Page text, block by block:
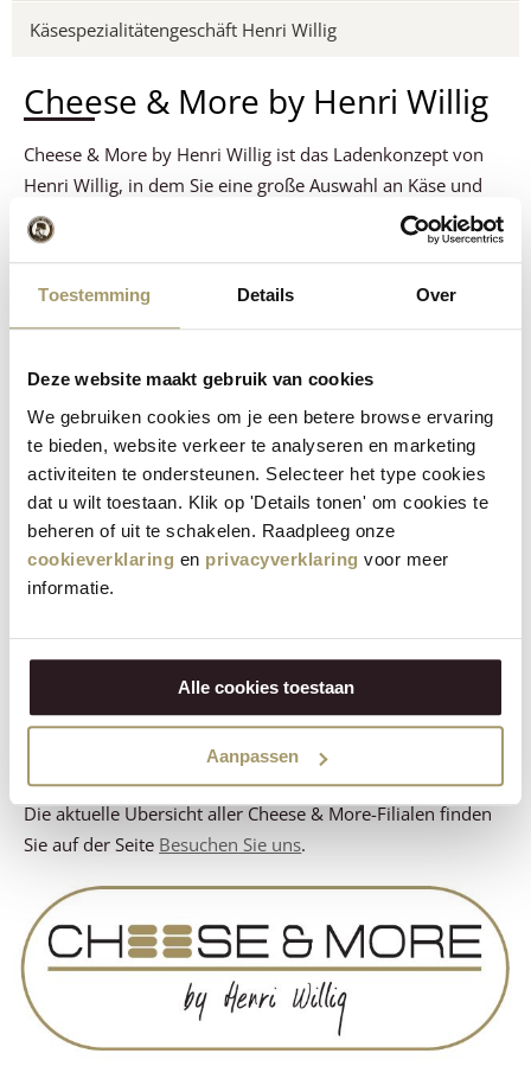
Toestemming Details Over
Deze website maakt gebruik van cookies
We gebruiken cookies om je een betere browse ervaring
te bieden, website verkeer te analyseren en marketing
activiteiten te ondersteunen. Selecteer het type cookies
dat u wilt toestaan. Klik op 'Details tonen' om cookies te
beheren of uit te schakelen. Raadpleeg onze
cookieverklaring en privacyverklaring voor meer
informatie.
Alle cookies toestaan
Aanpassen
Käsespezialitätengeschäft Henri Willig
Cheese & More by Henri Willig
Cheese & More by Henri Willig ist das Ladenkonzept von
Henri Willig, in dem Sie eine große Auswahl an Käse und
Delikatessen finden. In unseren Geschäften entdecken Sie
verschiedene Arten von Gouda-Käse, Käse-Dips, Senf,
Ob Sie ein besonderes Käsegeschenk für einen echten
Geschmacksrichtungen entdecken möchten – bei Cheese &
Unsere fachkundigen Mitarbeiter erzählen Ihnen gerne
mehr über die Herkunft unserer Käsesorten und deren
verschiedene Geschmacksrichtungen. Natürlich können Sie
in unseren Geschäften auch viele Produkte probieren, um
Ihren persönlichen Lieblingskäse zu finden.
Amsterdam, Den Haag, Haarlem, Halfweg, Leidschendam,
Maastricht, Rotterdam und Utrecht. International können
in Deutschland sowie in Salzburg und Wien in Österreich
Die aktuelle Übersicht aller Cheese & More-Filialen finden
Sie auf der Seite Besuchen Sie uns.